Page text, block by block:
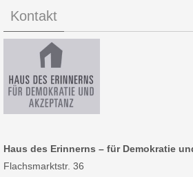
Kontakt
Haus des Erinnerns – für Demokratie
Flachsmarktstr. 36